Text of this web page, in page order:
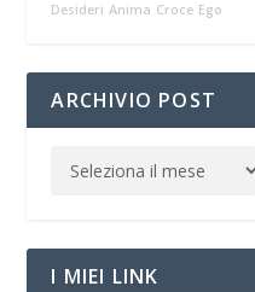
Desideri Anima Croce Ego
ARCHIVIO POST
I MIEI LINK